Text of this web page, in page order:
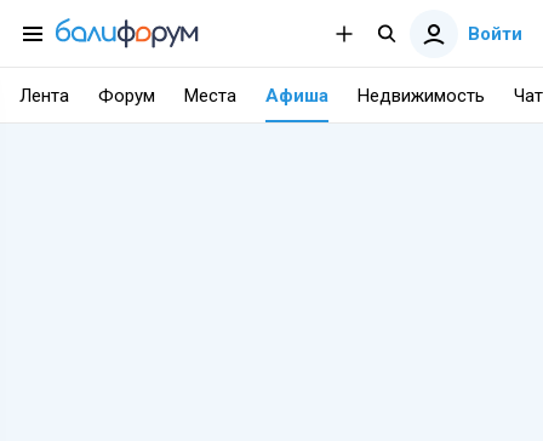
Войти
Лента Форум Места Афиша Недвижимость Чат